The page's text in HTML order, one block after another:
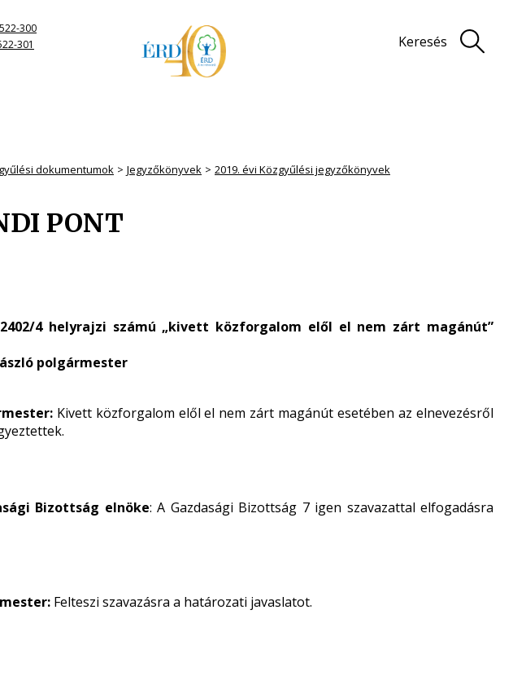
300
301
Keresés
dokumentumok Jegyzőkönyvek
2019. évi Közgyűlési jegyzőkönyvek
PONT
4 helyrajzi számú „kivett közforgalom elől el nem zárt magánút”
polgármester
Kivett közforgalom elől el nem zárt magánút esetében az elnevezésről
Bizottság elnöke: A Gazdasági Bizottság 7 igen szavazattal elfogadásra
Felteszi szavazásra a határozati javaslatot.